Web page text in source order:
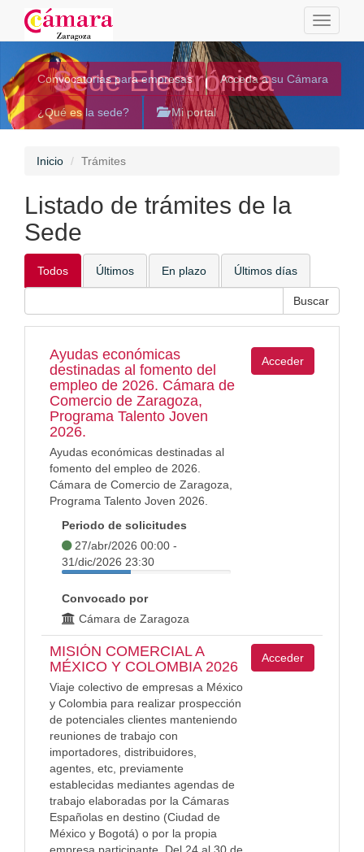
Toggle
Sede Electrónica
Convocatorias para empresas Acceda a su Cámara
¿Qué es la sede? Mi portal
Inicio Trámites
Listado de trámites de la
Sede
Todos Últimos En plazo Últimos días
Ayudas económicas
destinadas al fomento del
empleo de 2026. Cámara de
Comercio de Zaragoza,
Programa Talento Joven
2026.
Ayudas económicas destinadas al
fomento del empleo de 2026.
Cámara de Comercio de Zaragoza,
Programa Talento Joven 2026.
Periodo de solicitudes
27/abr/2026 00:00 -
31/dic/2026 23:30
Convocado por
Cámara de Zaragoza
Acceder
MISIÓN COMERCIAL A
MÉXICO Y COLOMBIA 2026
Viaje colectivo de empresas a México
y Colombia para realizar prospección
de potenciales clientes manteniendo
reuniones de trabajo con
importadores, distribuidores,
agentes, etc, previamente
establecidas mediantes agendas de
trabajo elaboradas por la Cámaras
Españolas en destino (Ciudad de
México y Bogotá) o por la propia
Acceder